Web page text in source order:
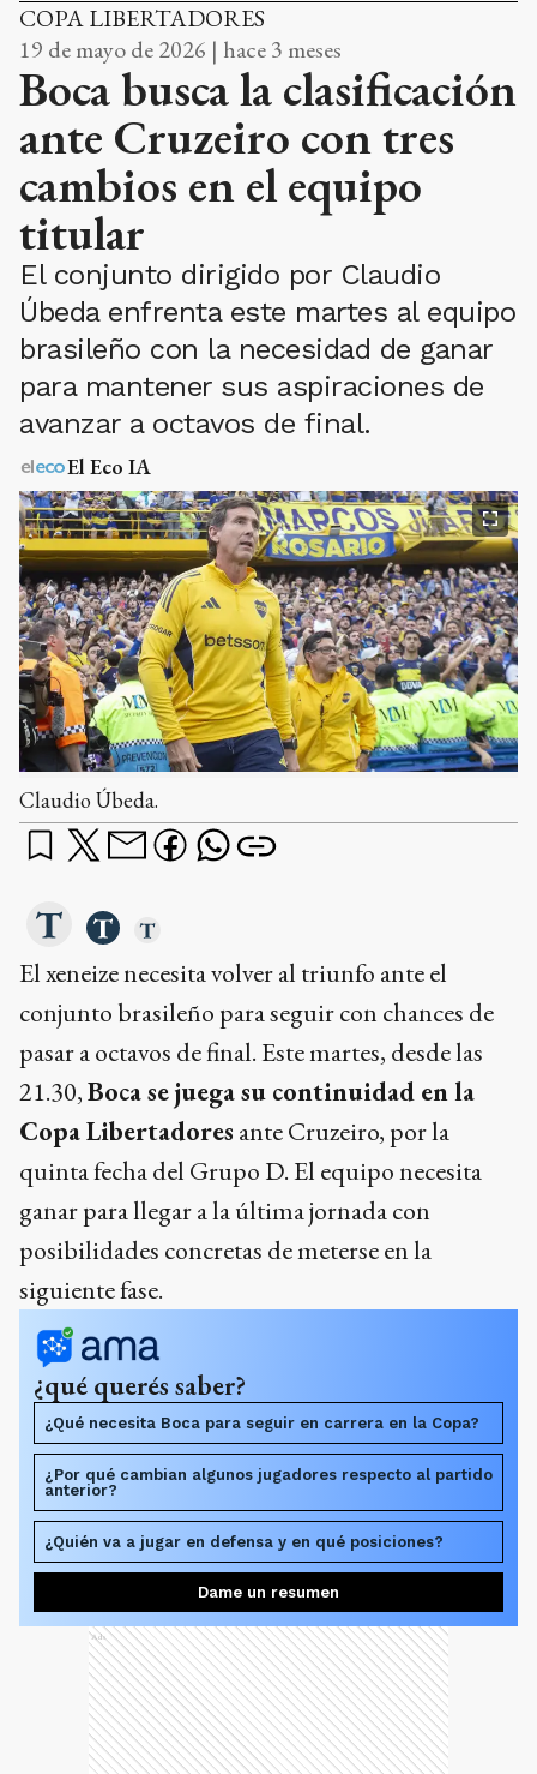
COPA LIBERTADORES
19 de mayo de 2026 | hace 3 meses
Boca busca la clasificación
ante Cruzeiro con tres
cambios en el equipo
titular
El conjunto dirigido por Claudio
Úbeda enfrenta este martes al equipo
brasileño con la necesidad de ganar
para mantener sus aspiraciones de
avanzar a octavos de final.
El Eco IA
Claudio Úbeda.
El xeneize necesita volver al triunfo ante el
conjunto brasileño para seguir con chances de
pasar a octavos de final. Este martes, desde las
21.30,Boca se juega su continuidad en la
Copa Libertadores ante Cruzeiro, por la
quinta fecha del Grupo D. El equipo necesita
ganar para llegar a la última jornada con
posibilidades concretas de meterse en la
siguiente fase.
¿qué querés saber?
¿Qué necesita Boca para seguir en carrera en la Copa?
¿Por qué cambian algunos jugadores respecto al partido
anterior?
¿Quién va a jugar en defensa y en qué posiciones?
Dame un resumen
Ads